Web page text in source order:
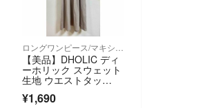
【美品】DHOLIC ディ
ーホリック スウェット
生地 ウエストタッ
ク ワンピース
¥1,690